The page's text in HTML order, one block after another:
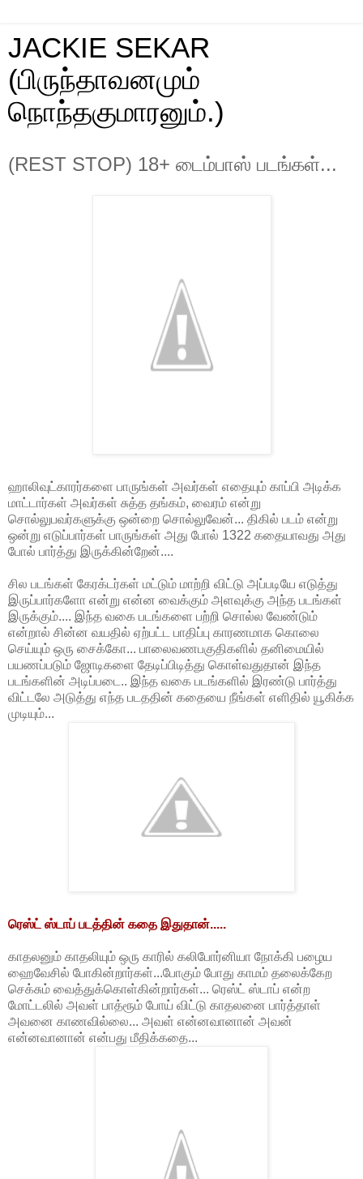
JACKIE SEKAR
(பிருந்தாவனமும்
நொந்தகுமாரனும்.)
(REST STOP) 18+ டைம்பாஸ் படங்கள்...
ஹாலிவுட்காரர்களை பாருங்கள் அவர்கள் எதையும் காப்பி அடிக்க
மாட்டார்கள் அவர்கள் சுத்த தங்கம், வைரம் என்று
சொல்லுபவர்களுக்கு ஒன்றை சொல்லுவேன்... திகில் படம் என்று
ஒன்று எடுப்பார்கள் பாருங்கள் அது போல் 1322 கதையாவது அது
போல் பார்த்து இருக்கின்றேன்....
சில படங்கள் கேரக்டர்கள் மட்டும் மாற்றி விட்டு அப்படியே எடுத்து
இருப்பார்களோ என்று என்ன வைக்கும் அளவுக்கு அந்த படங்கள்
இருக்கும்.... இந்த வகை படங்களை பற்றி சொல்ல வேண்டும்
என்றால் சின்ன வயதில் ஏற்பட்ட பாதிப்பு காரணமாக கொலை
செய்யும் ஒரு சைக்கோ... பாலைவணபகுதிகளில் தனிமையில்
பயணப்படும் ஜோடிகளை தேடிப்பிடித்து கொள்வதுதான் இந்த
படங்களின் அடிப்படை.. இந்த வகை படங்களில் இரண்டு பார்த்து
விட்டலே அடுத்து எந்த படததின் கதையை நீங்கள் எளிதில் யூகிக்க
முடியும்...
ரெஸ்ட் ஸ்டாப் படத்தின் கதை இதுதான்.....
காதலனும் காதலியும் ஒரு காரில் கலிபோர்னியா நோக்கி பழைய
ஹைவேசில் போகின்றார்கள்...போகும் போது காமம் தலைக்கேற
செக்சும் வைத்துக்கொள்கின்றார்கள்... ரெஸ்ட் ஸ்டாப் என்ற
மோட்டலில் அவள் பாத்ரூம் போய் விட்டு காதலனை பார்த்தாள்
அவனை காணவில்லை... அவள் என்னவானான் அவன்
என்னவானான் என்பது மீதிக்கதை...